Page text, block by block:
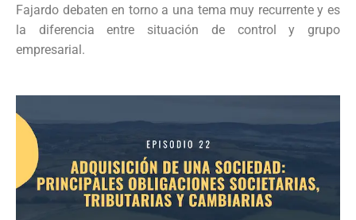
Fajardo debaten en torno a una tema muy recurrente y es
la diferencia entre situación de control y grupo
empresarial.